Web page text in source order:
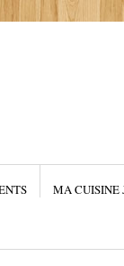
MA CUISINE